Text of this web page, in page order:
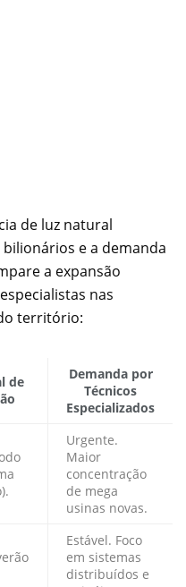
de luz natural
e a demanda
a expansão
nas
território:
de
Demanda por
Técnicos
Especializados
Urgente.
Maior
concentração
de mega
usinas novas.
Estável. Foco
em sistemas
distribuídos e